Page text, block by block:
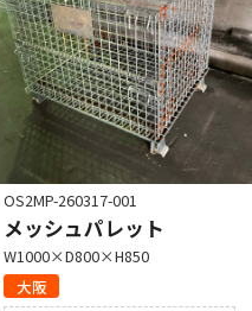
OS2MP-260317-001
メッシュパレット
W1000×D800×H850
大阪